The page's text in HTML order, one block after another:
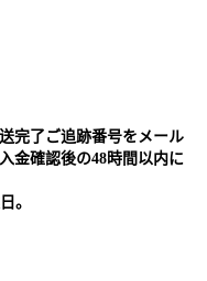
完了ご追跡番号をメール
金確認後の48時間以内に
。